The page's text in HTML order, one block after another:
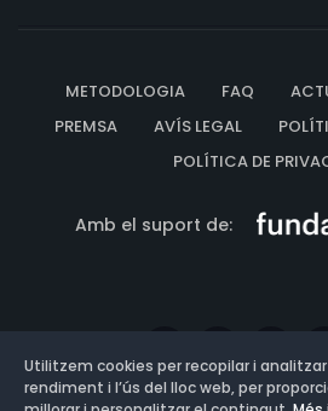
METODOLOGIA FAQ
PREMSA
AVÍS LEGAL
POLÍTICA DE
Amb el suport de:
Utilitzem cookies per recopilar i
rendiment i l’ús del lloc web, per